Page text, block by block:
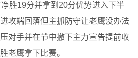
胜19分并拿到20分优势进入下半
攻端回落但主抓防守让老鹰没办法
对手并在节中撤下主力宣告提前收
老鹰拿下比赛。